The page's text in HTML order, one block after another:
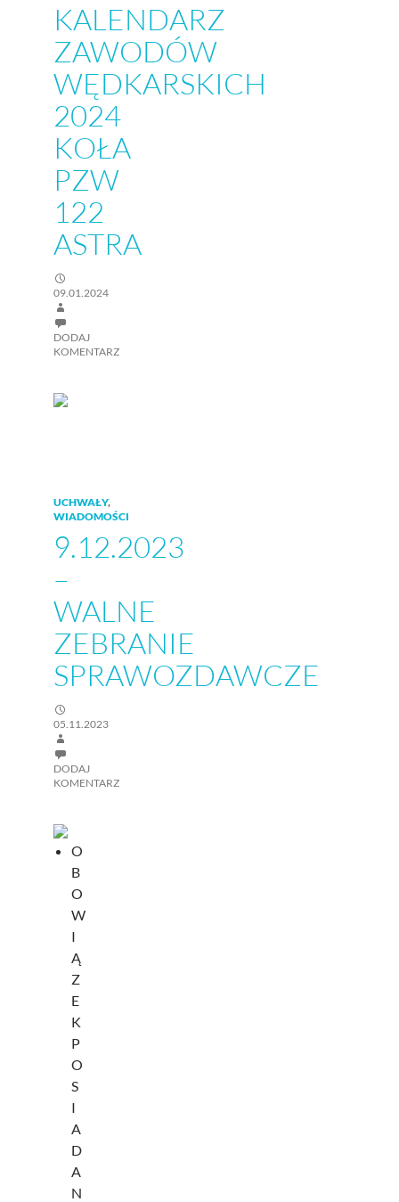
KALENDARZ
ZAWODÓW
WĘDKARSKICH
2024
KOŁA
PZW
122
ASTRA
09.01.2024
DODAJ
KOMENTARZ
UCHWAŁY,
WIADOMOŚCI
9.12.2023
–
WALNE
ZEBRANIE
SPRAWOZDAWCZE
05.11.2023
DODAJ
KOMENTARZ
O
B
O
W
I
Ą
Z
E
K
P
O
S
I
A
D
A
N